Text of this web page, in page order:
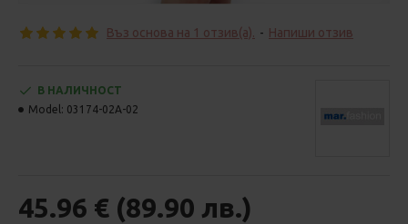
Въз основа на 1 отзив(а). - Напиши отзив
45.96 € (89.90 лв.)
В НАЛИЧНОСТ
Model: 03174-02A-02